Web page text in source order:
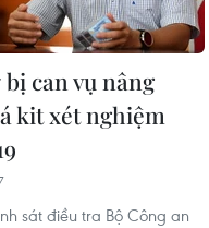
bị can vụ nâng
kit xét nghiệm
sát điều tra Bộ Công an